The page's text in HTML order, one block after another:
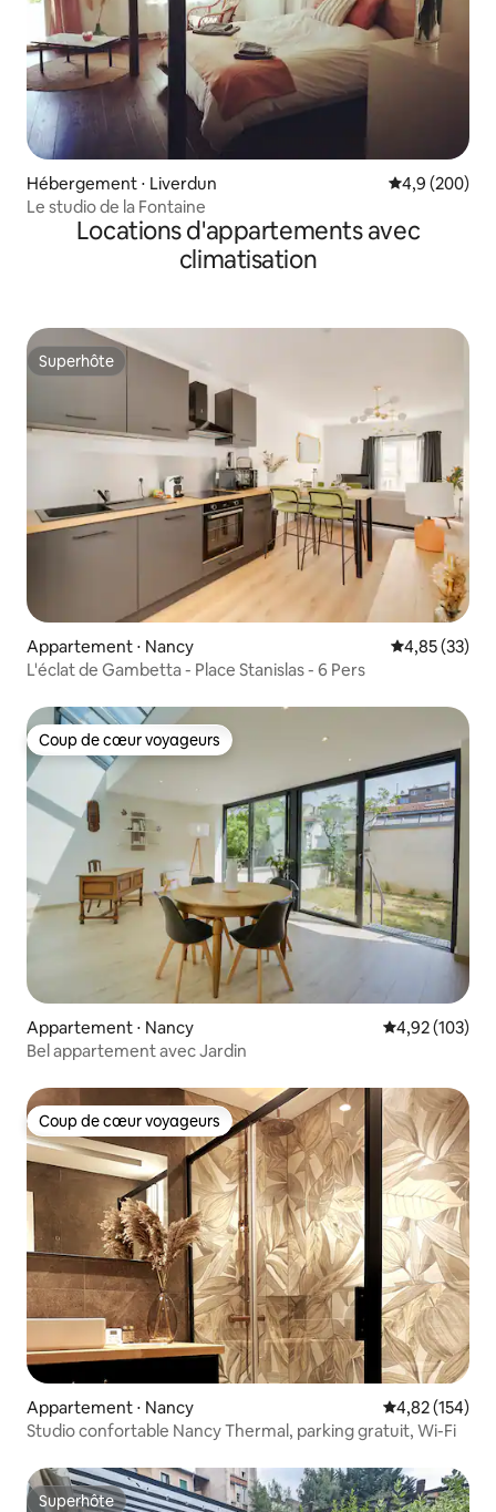
Hébergement ⋅ Liverdun Évaluation
4,9 (200)
Le studio de la Fontaine
Locations d'appartements avec
climatisation
Superhôte
Superhôte
Appartement ⋅ Nancy Évaluation
4,85 (33)
L'éclat de Gambetta - Place Stanislas - 6 Pers
Coup de cœur voyageurs
Coup de cœur voyageurs
Appartement ⋅ Nancy Évaluation
4,92 (103)
Bel appartement avec Jardin
Coup de cœur voyageurs
Coup de cœur voyageurs
Appartement ⋅ Nancy Évaluation
4,82 (154)
Studio confortable Nancy Thermal, parking gratuit, Wi-Fi
Superhôte